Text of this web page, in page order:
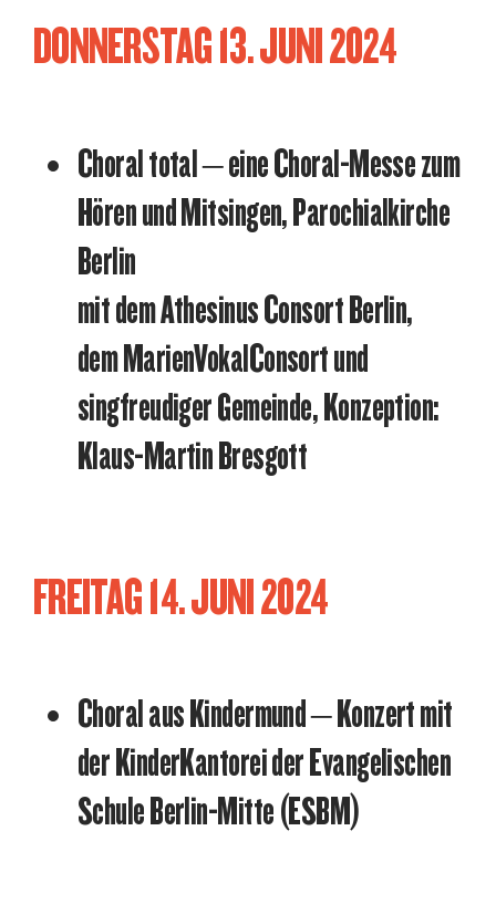
DONNERSTAG 13. JUNI 2024
Choral total – eine Choral-Messe zum
Hören und Mitsingen, Parochialkirche
Berlin
mit dem Athesinus Consort Berlin,
dem MarienVokalConsort und
singfreudiger Gemeinde, Konzeption:
Klaus-Martin Bresgott
FREITAG 14. JUNI 2024
Choral aus Kindermund – Konzert mit
der KinderKantorei der Evangelischen
Schule Berlin-Mitte (ESBM)